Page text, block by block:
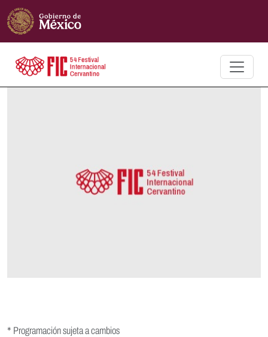
* Programación sujeta a cambios